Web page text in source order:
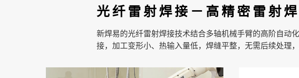
光纤雷射焊接－高精密雷射
新焊易的光纤雷射焊接技术结合多轴机械手臂的高阶自动
接，加工变形小、热输入量低，焊缝平整，无需后续处理